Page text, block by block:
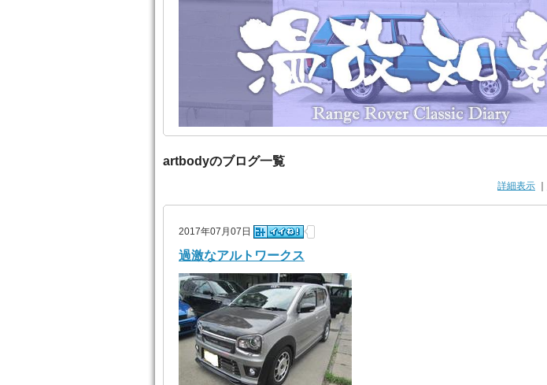
artbodyのブログ一覧
詳細表示
2017年07月07日
過激なアルトワークス